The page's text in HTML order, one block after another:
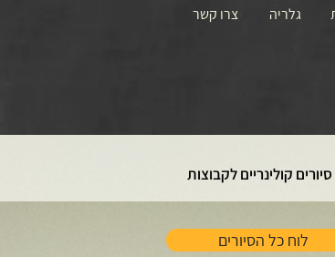
צרו קשר גלריה
סיורים קולינריים לקבוצות
לוח כל הסיורים